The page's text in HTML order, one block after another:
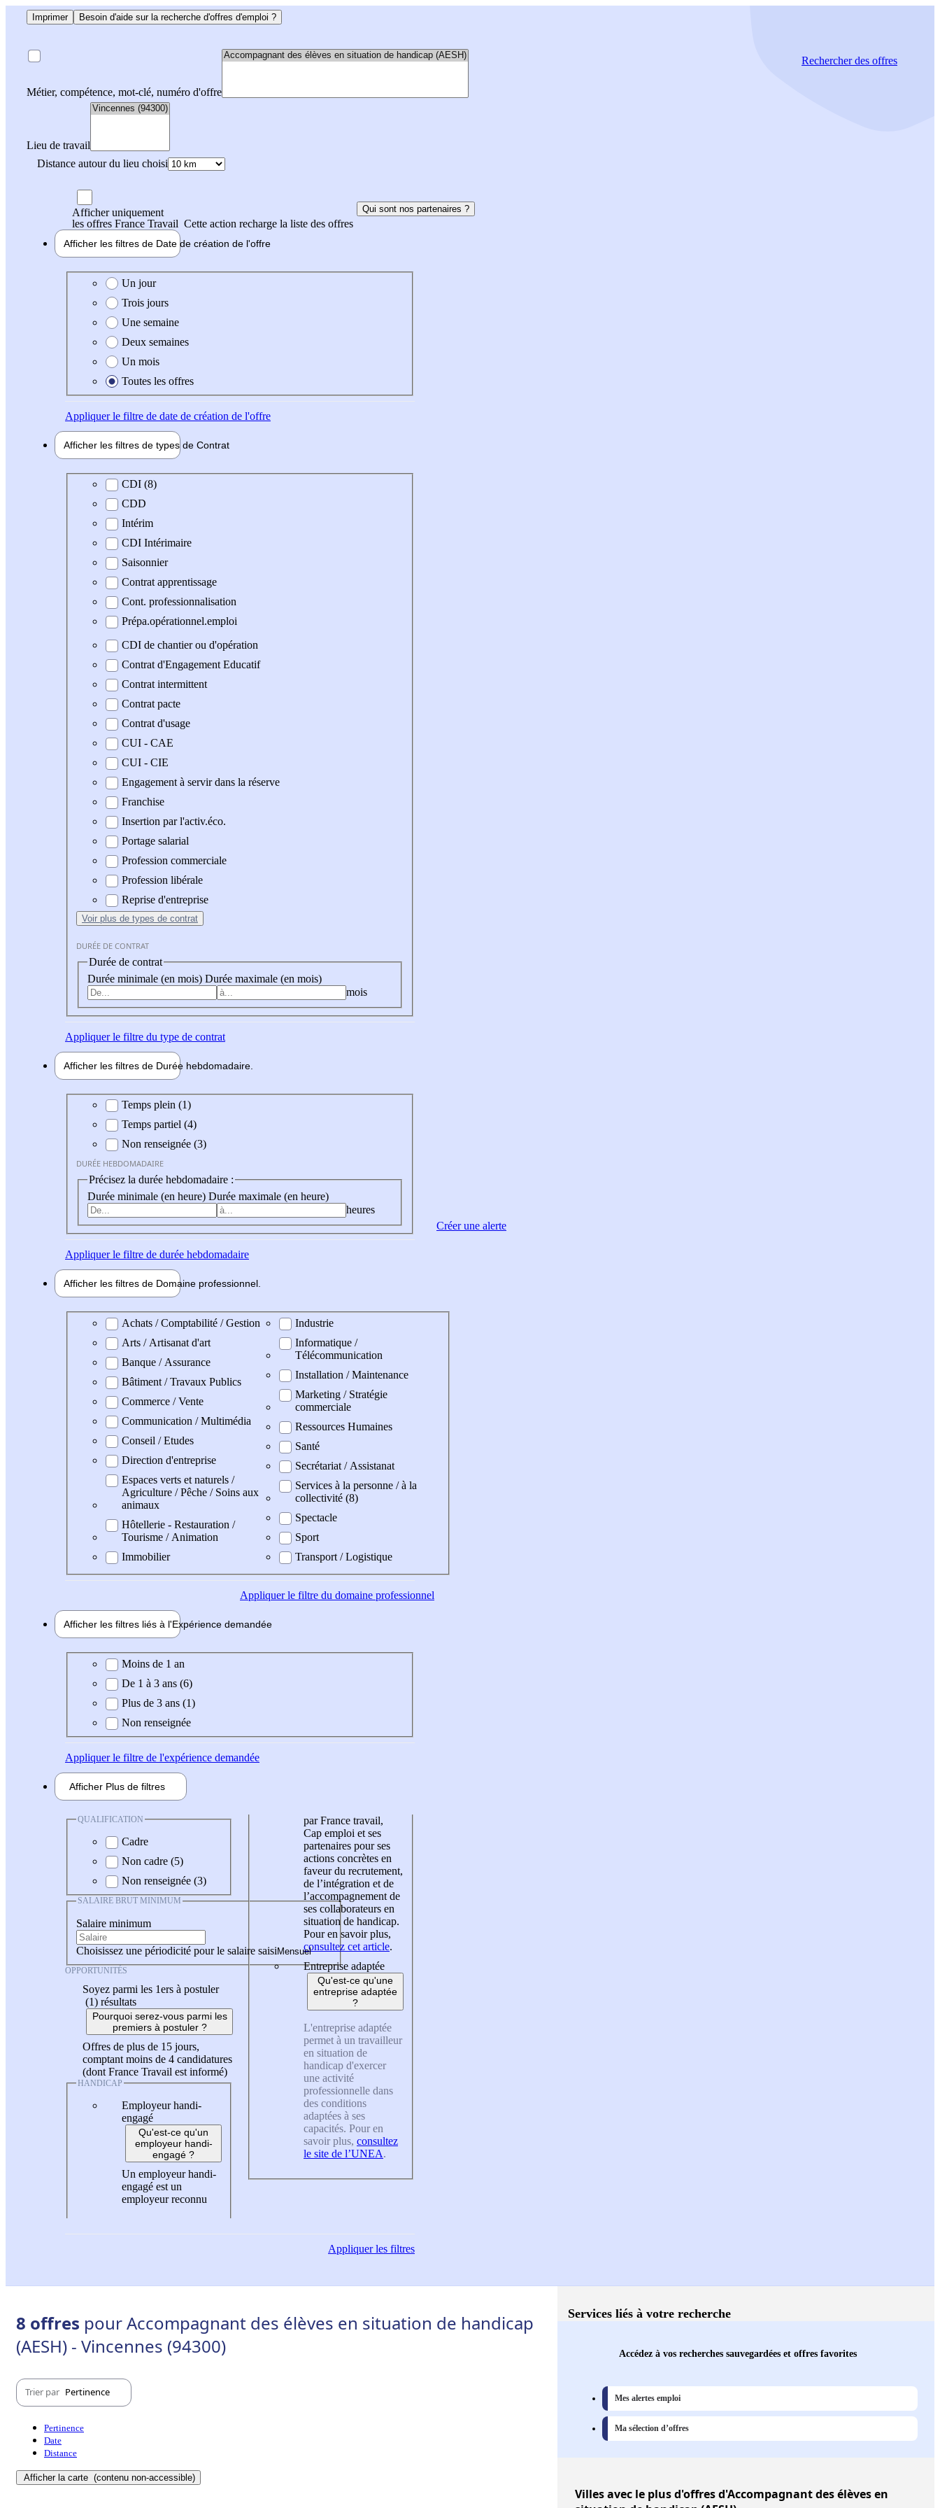
Imprimer Besoin d'aide sur la recherche d'offres d'emploi ?
Métier, compétence, mot-clé, numéro d'offre
Lieu de travail
Distance autour du lieu choisi
Rechercherdes offres
Afficher uniquement
les offres France Travail Cette action recharge la liste des offres
Qui sont nos partenaires ?
Afficher les filtres de Date de création de l'offre
Date de création de l'offre
Un jour
Trois jours
Une semaine
Deux semaines
Un mois
Toutes les offres
Appliquerle filtre de date de création de l'offre
Afficher les filtres de types de Contrat
Type de contrat
CDI (8)
CDD
Intérim
CDI Intérimaire
Saisonnier
Contrat apprentissage
Cont. professionnalisation
Prépa.opérationnel.emploi
CDI de chantier ou d'opération
Contrat d'Engagement Educatif
Contrat intermittent
Contrat pacte
Contrat d'usage
CUI - CAE
CUI - CIE
Engagement à servir dans la réserve
Franchise
Insertion par l'activ.éco.
Portage salarial
Profession commerciale
Profession libérale
Reprise d'entreprise
Voir plus de types de contrat
DURÉE DE CONTRAT
Durée de contrat
Durée minimale (en mois) Durée maximale (en mois)
mois
Appliquerle filtre du type de contrat
Afficher les filtres de Durée hebdomadaire
Durée hebdomadaire
Temps plein (1)
Temps partiel (4)
Non renseignée (3)
DURÉE HEBDOMADAIRE
Précisez la durée hebdomadaire :
Durée minimale (en heure) Durée maximale (en heure)
heures
Appliquerle filtre de durée hebdomadaire
Afficher les filtres de Domaine professionnel
Domaine professionel
Achats / Comptabilité / Gestion
Arts / Artisanat d'art
Banque / Assurance
Bâtiment / Travaux Publics
Commerce / Vente
Communication / Multimédia
Conseil / Etudes
Direction d'entreprise
Espaces verts et naturels /
Agriculture / Pêche / Soins aux
animaux
Hôtellerie - Restauration /
Tourisme / Animation
Immobilier
Industrie
Informatique /
Télécommunication
Installation / Maintenance
Marketing / Stratégie
commerciale
Ressources Humaines
Santé
Secrétariat / Assistanat
Services à la personne / à la
collectivité (8)
Spectacle
Sport
Transport / Logistique
Appliquerle filtre du domaine professionnel
Afficher les filtres liés à l'Expérience demandée
Expérience demandée
Moins de 1 an
De 1 à 3 ans (6)
Plus de 3 ans (1)
Non renseignée
Appliquerle filtre de l'expérience demandée
Afficher Plus de filtres
QUALIFICATION
Cadre
Non cadre (5)
Non renseignée (3)
SALAIRE BRUT MINIMUM
Salaire minimum
Choisissez une périodicité pour le salaire saisi
OPPORTUNITÉS
Soyez parmi les 1ers à postuler
(1) résultats
Pourquoi serez-vous parmi les
premiers à postuler ?
Offres de plus de 15 jours,
comptant moins de 4 candidatures
(dont France Travail est informé)
HANDICAP
Employeur handi-
engagé
Qu'est-ce qu'un
employeur handi-
engagé ?
Un employeur handi-
engagé est un
employeur reconnu
par France travail,
Cap emploi et ses
partenaires pour ses
actions concrètes en
faveur du recrutement,
de l’intégration et de
l’accompagnement de
ses collaborateurs en
situation de handicap.
Pour en savoir plus,
consultez cet article.
Entreprise adaptée
Qu'est-ce qu'une
entreprise adaptée
?
L'entreprise adaptée
permet à un travailleur
en situation de
handicap d'exercer
une activité
professionnelle dans
des conditions
adaptées à ses
capacités. Pour en
savoir plus, consultez
le site de l’UNEA.
Appliquerles filtres
Créer une alerte
8 offres pour Accompagnant des élèves en situation de handicap
(AESH) - Vincennes (94300)
Trier par Pertinence
Pertinence
Date
Distance
Afficher la carte (contenu non-accessible)
Services liés à votre recherche
Accédez à vos recherches sauvegardées et offres favorites
Mes alertes emploi
Ma sélection d’offres
Villesavec le plus d'offres d'Accompagnant des élèves en